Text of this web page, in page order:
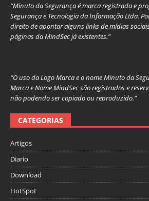
“Minuto da Segurança é marca registrada e
Segurança e Tecnologia da Informação Ltda.
direito de apontar alguns links de mídias
páginas da MindSec já existentes.”
“O uso da Logo Marca e o nome Minuto da
Marca e Nome MindSec são registrados e
não podendo ser copiado ou reproduzido.”
CATEGORIAS
Artigos
Diario
Download
HotSpot